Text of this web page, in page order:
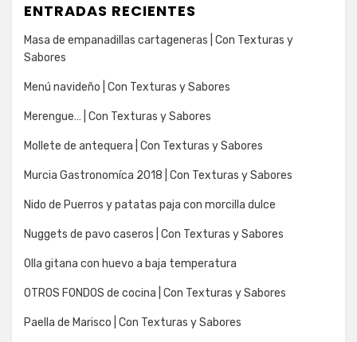
ENTRADAS RECIENTES
Masa de empanadillas cartageneras | Con Texturas y
Sabores
Menú navideño | Con Texturas y Sabores
Merengue… | Con Texturas y Sabores
Mollete de antequera | Con Texturas y Sabores
Murcia Gastronomíca 2018 | Con Texturas y Sabores
Nido de Puerros y patatas paja con morcilla dulce
Nuggets de pavo caseros | Con Texturas y Sabores
Olla gitana con huevo a baja temperatura
OTROS FONDOS de cocina | Con Texturas y Sabores
Paella de Marisco | Con Texturas y Sabores